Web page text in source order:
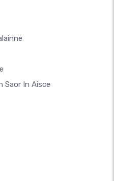
Saor In Aisce